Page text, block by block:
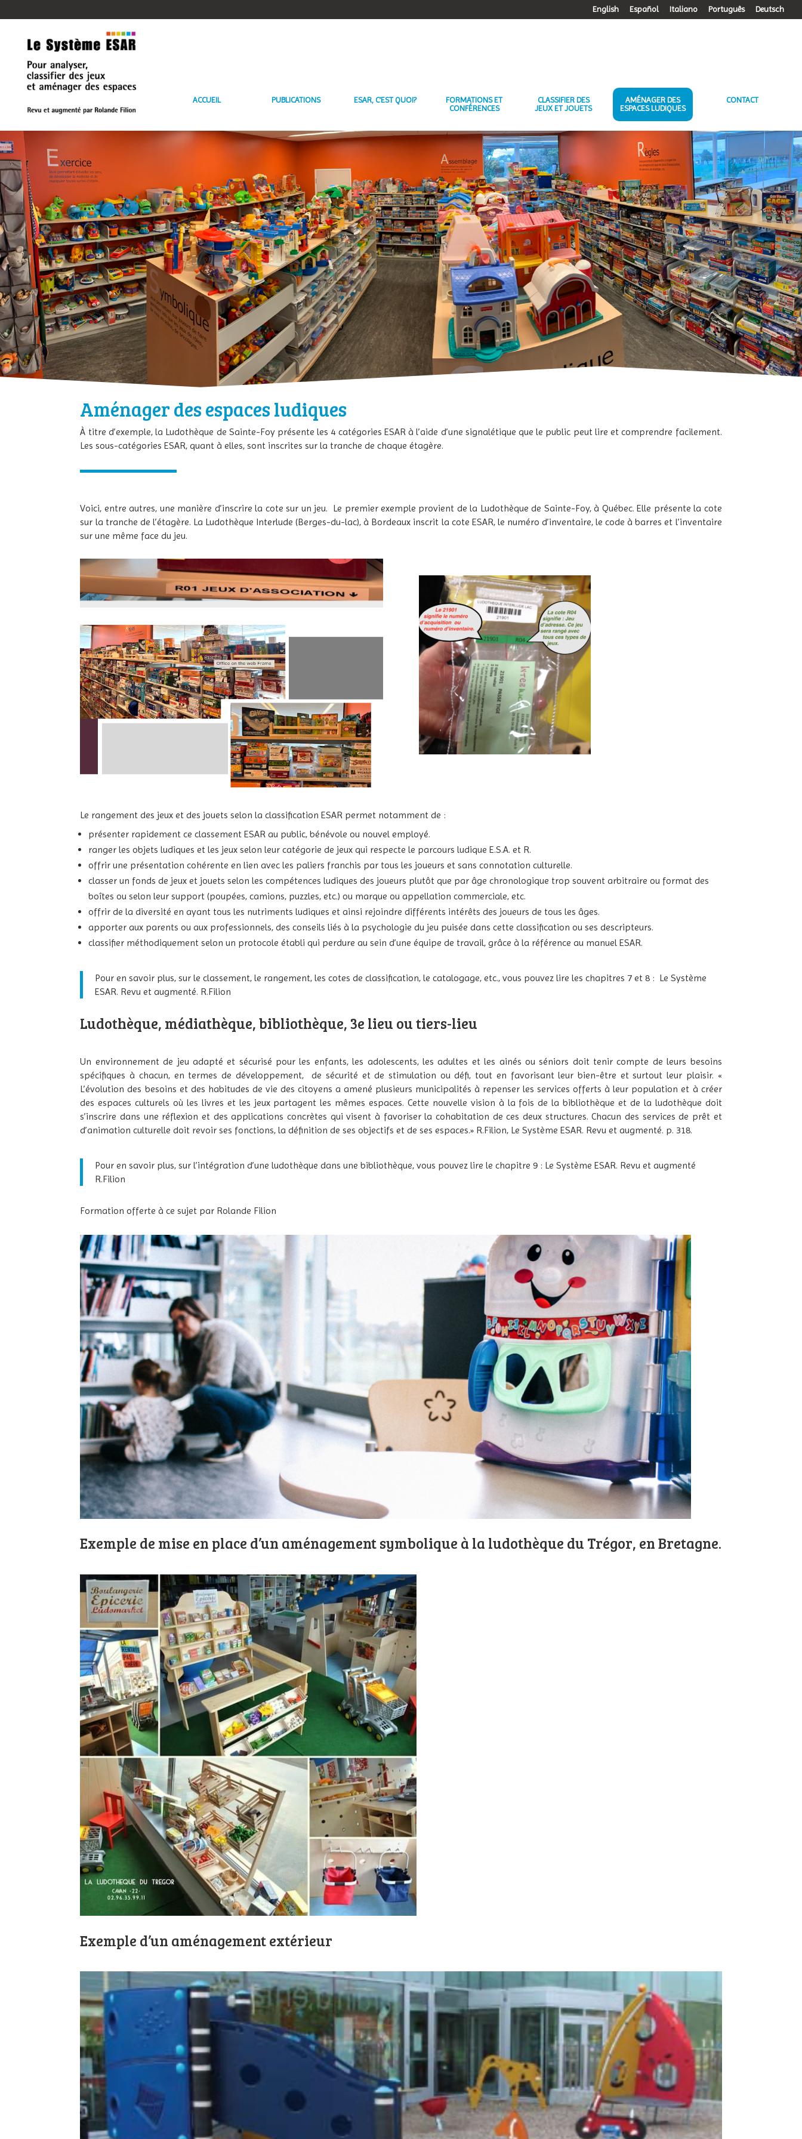
English Español Italiano Português Deutsch
ACCUEIL PUBLICATIONS ESAR, C’EST QUOI?
FORMATIONS ET
CONFÉRENCES
CLASSIFIER DES
JEUX ET JOUETS
AMÉNAGER DES
ESPACES LUDIQUES
CONTACT
Aménager des espaces ludiques
À titre d’exemple, la Ludothèque de Sainte-Foy présente les 4 catégories ESAR à l’aide d’une signalétique que le public peut lire et comprendre facilement.
Les sous-catégories ESAR, quant à elles, sont inscrites sur la tranche de chaque étagère.
Voici, entre autres, une manière d’inscrire la cote sur un jeu. Le premier exemple provient de la Ludothèque de Sainte-Foy, à Québec. Elle présente la cote
sur la tranche de l’étagère. La Ludothèque Interlude (Berges-du-lac), à Bordeaux inscrit la cote ESAR, le numéro d’inventaire, le code à barres et l’inventaire
sur une même face du jeu.
Le rangement des jeux et des jouets selon la classification ESAR permet notamment de :
présenter rapidement ce classement ESAR au public, bénévole ou nouvel employé.
ranger les objets ludiques et les jeux selon leur catégorie de jeux qui respecte le parcours ludique E.S.A. et R.
offrir une présentation cohérente en lien avec les paliers franchis par tous les joueurs et sans connotation culturelle.
classer un fonds de jeux et jouets selon les compétences ludiques des joueurs plutôt que par âge chronologique trop souvent arbitraire ou format des
boîtes ou selon leur support (poupées, camions, puzzles, etc.) ou marque ou appellation commerciale, etc.
offrir de la diversité en ayant tous les nutriments ludiques et ainsi rejoindre différents intérêts des joueurs de tous les âges.
apporter aux parents ou aux professionnels, des conseils liés à la psychologie du jeu puisée dans cette classification ou ses descripteurs.
classifier méthodiquement selon un protocole établi qui perdure au sein d’une équipe de travail, grâce à la référence au manuel ESAR.
Pour en savoir plus, sur le classement, le rangement, les cotes de classification, le catalogage, etc., vous pouvez lire les chapitres 7 et 8 : Le Système
ESAR. Revu et augmenté. R.Filion
Ludothèque, médiathèque, bibliothèque, 3e lieu ou tiers-lieu
Un environnement de jeu adapté et sécurisé pour les enfants, les adolescents, les adultes et les ainés ou séniors doit tenir compte de leurs besoins
spécifiques à chacun, en termes de développement, de sécurité et de stimulation ou défi, tout en favorisant leur bien-être et surtout leur plaisir. «
L’évolution des besoins et des habitudes de vie des citoyens a amené plusieurs municipalités à repenser les services offerts à leur population et à créer
des espaces culturels où les livres et les jeux partagent les mêmes espaces. Cette nouvelle vision à la fois de la bibliothèque et de la ludothèque doit
s’inscrire dans une réflexion et des applications concrètes qui visent à favoriser la cohabitation de ces deux structures. Chacun des services de prêt et
d’animation culturelle doit revoir ses fonctions, la définition de ses objectifs et de ses espaces.» R.Filion, Le Système ESAR. Revu et augmenté. p. 318.
Pour en savoir plus, sur l’intégration d’une ludothèque dans une bibliothèque, vous pouvez lire le chapitre 9 : Le Système ESAR. Revu et augmenté
R.Filion
Formation offerte à ce sujet par Rolande Filion
Exemple de mise en place d’un aménagement symbolique à la ludothèque du Trégor, en Bretagne.
Exemple d’un aménagement extérieur